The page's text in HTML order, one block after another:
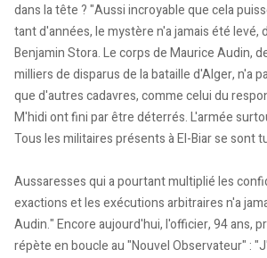
dans la tête ? "Aussi incroyable que cela
tant d'années, le mystère n'a jamais été levé,
Benjamin Stora. Le corps de Maurice Audin,
milliers de disparus de la bataille d'Alger, n'a
que d'autres cadavres, comme celui du
M'hidi ont fini par être déterrés. L'armée
Tous les militaires présents à El-Biar se sont
Aussaresses qui a pourtant multiplié les
exactions et les exécutions arbitraires n'a
Audin." Encore aujourd'hui, l'officier, 94 ans,
répète en boucle au "Nouvel Observateur" :